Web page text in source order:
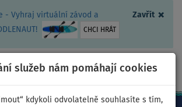
Zavřít ×
- Vyhraj virtuální závod a
CHCI HRÁT
služeb nám pomáhají cookies
kdykoli odvolatelně souhlasíte s tím,
CZ/Kč +420 467 409 090 0ks